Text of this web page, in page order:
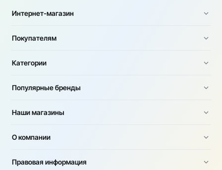
Интернет-магазин
Покупателям
Категории
Популярные бренды
Наши магазины
О компании
Правовая информация